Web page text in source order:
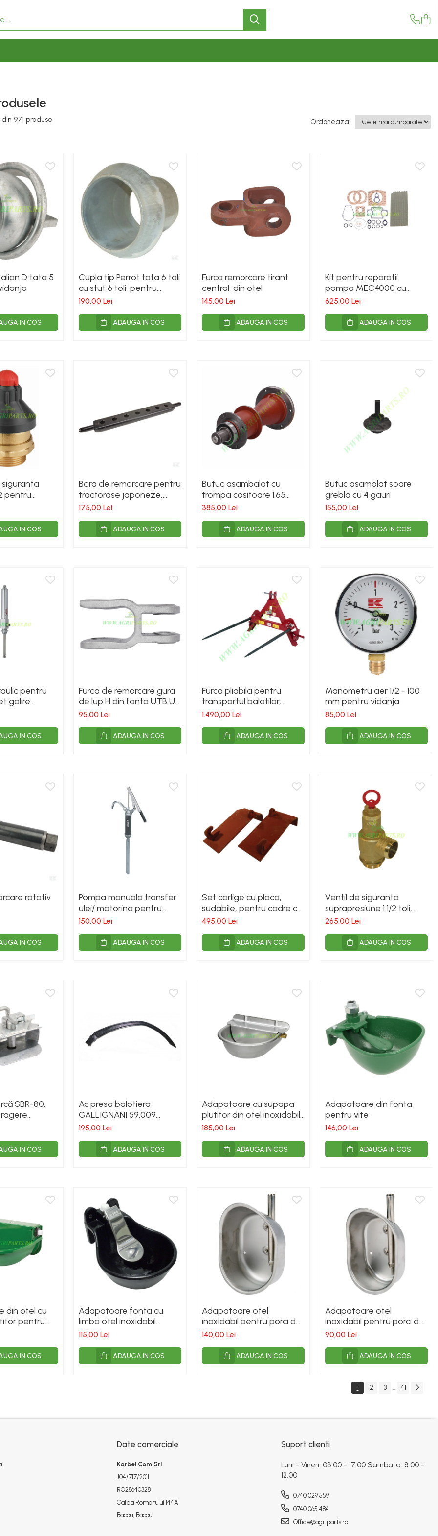
din 971 produse Ordoneaza:
D tata 5
IN COS
Cupla tip Perrot tata 6 toli
cu stut 6 toli, pentru
vidanja
190,00 Lei
ADAUGA IN COS
Furca remorcare tirant
central, din otel
145,00 Lei
ADAUGA IN COS
Kit pentru reparatii
pompa MEC4000 cu
vane standad - Battioni
625,00 Lei
ADAUGA IN COS
pentru
IN COS
Bara de remorcare pentru
tractorase japoneze,
categoria 1, lungime
175,00 Lei
ADAUGA IN COS
Butuc asambalat cu
trompa cositoare 1.65
poloneza
385,00 Lei
ADAUGA IN COS
Butuc asamblat soare
grebla cu 4 gauri
155,00 Lei
ADAUGA IN COS
pentru
golire
6 toli, cu
IN COS
Furca de remorcare gura
de lup H din fonta UTB U-
650
95,00 Lei
ADAUGA IN COS
Furca pliabila pentru
transportul balotilor,
prindere in tiranti
1.490,00 Lei
ADAUGA IN COS
Manometru aer 1/2 - 100
mm pentru vidanja
85,00 Lei
ADAUGA IN COS
rotativ
IN COS
Pompa manuala transfer
ulei/ motorina pentru
butoi 50-200L
150,00 Lei
ADAUGA IN COS
Set carlige cu placa,
sudabile, pentru cadre cu
schimbare rapida Euro-
495,00 Lei
ADAUGA IN COS
Ventil de siguranta
suprapresiune 1 1/2 toli,
pentru vidanja
265,00 Lei
ADAUGA IN COS
SBR-80,
kg
IN COS
Ac presa balotiera
GALLIGNANI 59.009
600mm fonta
195,00 Lei
ADAUGA IN COS
Adapatoare cu supapa
plutitor din otel inoxidabil
pentru vite, cai, oi si capre
185,00 Lei
ADAUGA IN COS
Adapatoare din fonta,
pentru vite
146,00 Lei
ADAUGA IN COS
din otel cu
pentru
capre
IN COS
Adapatoare fonta cu
limba otel inoxidabil
pentru vite si cai
115,00 Lei
ADAUGA IN COS
Adapatoare otel
inoxidabil pentru porci de
ingrasat
140,00 Lei
ADAUGA IN COS
Adapatoare otel
inoxidabil pentru porci de
sacrificat
90,00 Lei
ADAUGA IN COS
1 2 3 ... 41
Date comerciale
Karbel Com Srl
J04/717/2011
RO28640328
Calea Romanului 144A
Bacau, Bacau
Suport clienti
Luni - Vineri: 08:00 - 17:00 Sambata: 8:00 -
12:00
0740 029 559
0740 065 484
Office@agriparts.ro